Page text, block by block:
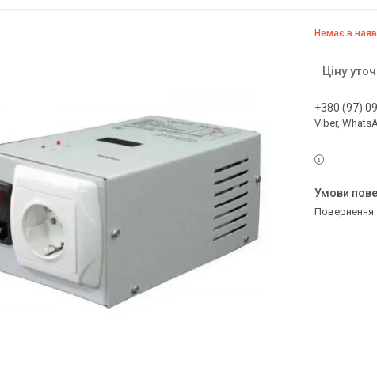
Немає в
Ціну
+380 (97)
Viber,